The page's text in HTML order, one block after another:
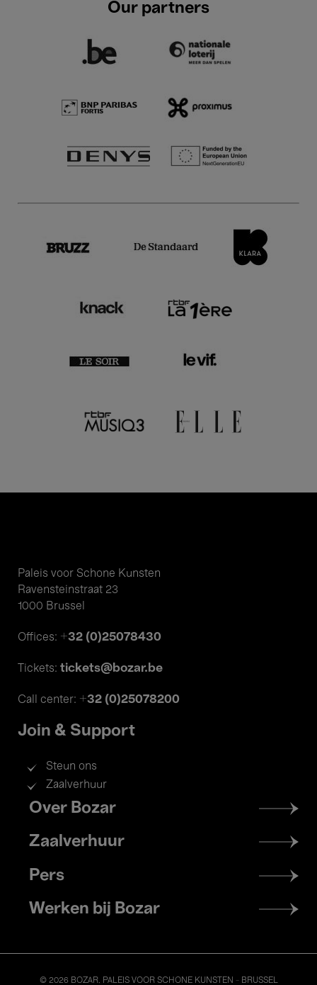
Our partners
Paleis voor Schone Kunsten
Ravensteinstraat 23
1000 Brussel
Offices: +32 (0)25078430
Tickets: tickets@bozar.be
Call center: +32 (0)25078200
Join & Support
Steun ons
Zaalverhuur
Footer
menu
Over Bozar
Zaalverhuur
Pers
Werken bij Bozar
© 2026 BOZAR. PALEIS VOOR SCHONE KUNSTEN - BRUSSEL